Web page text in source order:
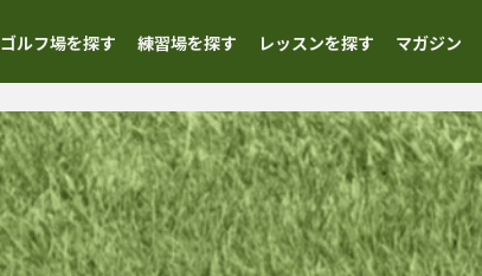
ゴルフ場を探す 練習場を探す レッスンを探す マガジン